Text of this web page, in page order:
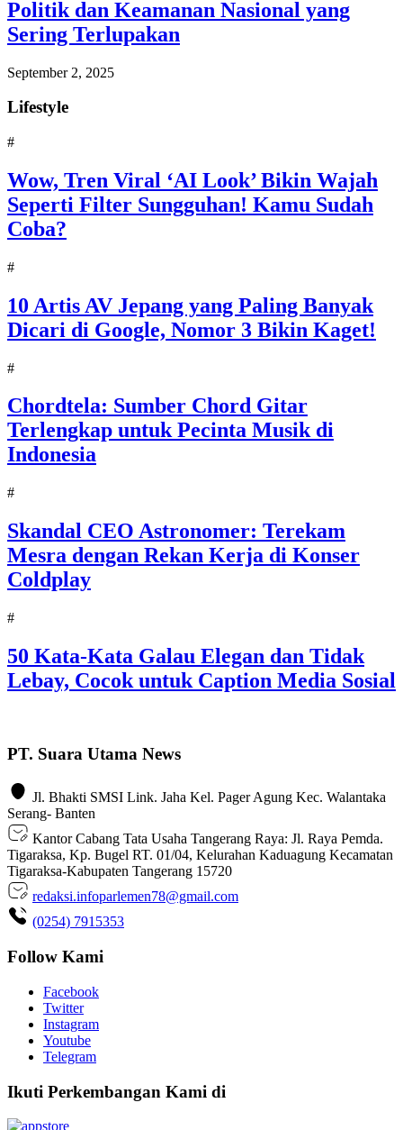
Politik dan Keamanan Nasional yang
Sering Terlupakan
September 2, 2025
Lifestyle
#
Wow, Tren Viral ‘AI Look’ Bikin Wajah
Seperti Filter Sungguhan! Kamu Sudah
Coba?
#
10 Artis AV Jepang yang Paling Banyak
Dicari di Google, Nomor 3 Bikin Kaget!
#
Chordtela: Sumber Chord Gitar
Terlengkap untuk Pecinta Musik di
Indonesia
#
Skandal CEO Astronomer: Terekam
Mesra dengan Rekan Kerja di Konser
Coldplay
#
50 Kata-Kata Galau Elegan dan Tidak
Lebay, Cocok untuk Caption Media Sosial
PT. Suara Utama News
Jl. Bhakti SMSI Link. Jaha Kel. Pager Agung Kec. Walantaka
Serang- Banten
Kantor Cabang Tata Usaha Tangerang Raya: Jl. Raya Pemda.
Tigaraksa, Kp. Bugel RT. 01/04, Kelurahan Kaduagung Kecamatan
Tigaraksa-Kabupaten Tangerang 15720
redaksi.infoparlemen78@gmail.com
(0254) 7915353
Follow Kami
Facebook
Twitter
Instagram
Youtube
Telegram
Ikuti Perkembangan Kami di